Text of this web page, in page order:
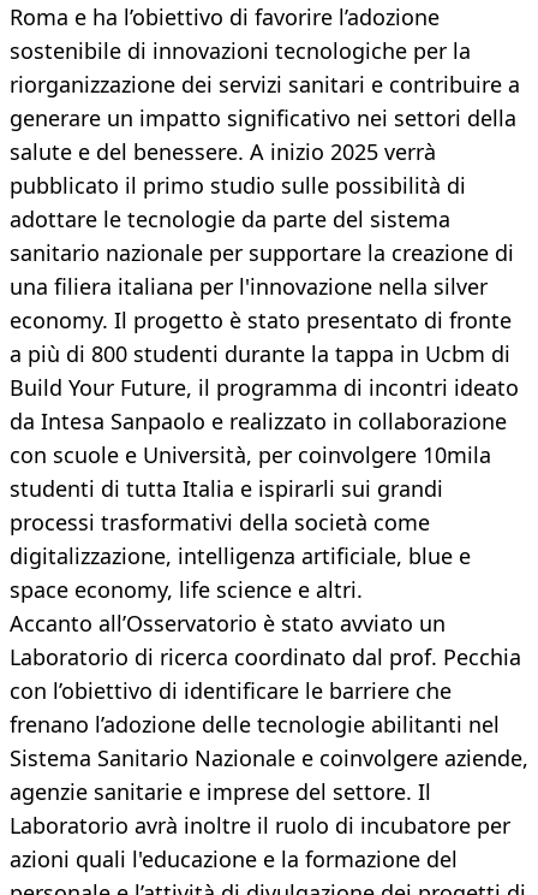
Roma e ha l’obiettivo di favorire l’adozione
sostenibile di innovazioni tecnologiche per la
riorganizzazione dei servizi sanitari e contribuire a
generare un impatto significativo nei settori della
salute e del benessere. A inizio 2025 verrà
pubblicato il primo studio sulle possibilità di
adottare le tecnologie da parte del sistema
sanitario nazionale per supportare la creazione di
una filiera italiana per l'innovazione nella silver
economy. Il progetto è stato presentato di fronte
a più di 800 studenti durante la tappa in Ucbm di
Build Your Future, il programma di incontri ideato
da Intesa Sanpaolo e realizzato in collaborazione
con scuole e Università, per coinvolgere 10mila
studenti di tutta Italia e ispirarli sui grandi
processi trasformativi della società come
digitalizzazione, intelligenza artificiale, blue e
space economy, life science e altri.
Accanto all’Osservatorio è stato avviato un
Laboratorio di ricerca coordinato dal prof. Pecchia
con l’obiettivo di identificare le barriere che
frenano l’adozione delle tecnologie abilitanti nel
Sistema Sanitario Nazionale e coinvolgere aziende,
agenzie sanitarie e imprese del settore. Il
Laboratorio avrà inoltre il ruolo di incubatore per
azioni quali l'educazione e la formazione del